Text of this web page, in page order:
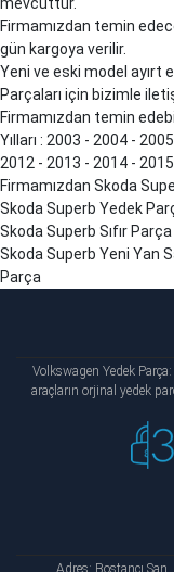
mevcuttur.
Firmamızdan temin
gün kargoya verilir.
Yeni ve eski model ayırt
Parçaları için bizimle
Firmamızdan temin
Yılları : 2003 - 2004 -
2012 - 2013 - 2014 -
Firmamızdan Skoda
SkodaSuperb Yedek
SkodaSuperb Sıfır
SkodaSuperb Yeni Yan
Parça
Volkswagen Yedek
araçların orjinal yedek